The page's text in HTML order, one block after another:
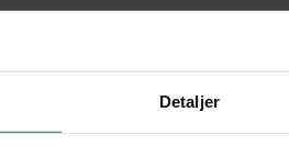
Detaljer